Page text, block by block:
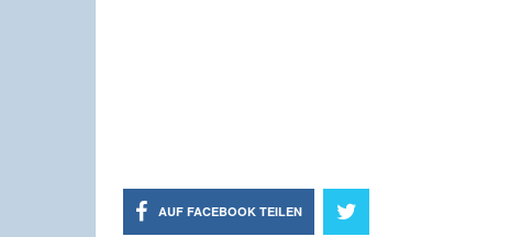
AUF FACEBOOK TEILEN